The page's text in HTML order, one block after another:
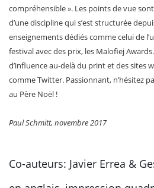
compréhensible ». Les points de vue
d’une discipline qui s’est structurée
enseignements dédiés comme celui de
festival avec des prix, les Malofiej
d’influence au-delà du print et des sites
comme Twitter. Passionnant, n’hésitez
au Père Noël !
Paul Schmitt, novembre 2017
Co-auteurs: Javier Errea &